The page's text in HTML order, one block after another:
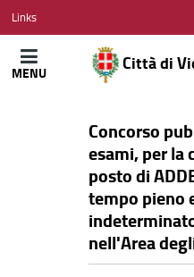
CITTÀ
DI
VICENZA
Links
Città di
MENU
Concorso
esami, per la
posto di
tempo pieno
nell'Area